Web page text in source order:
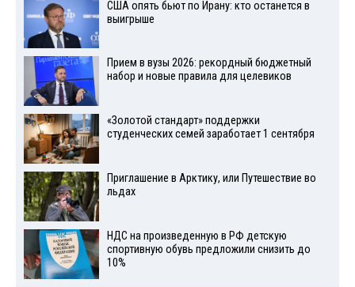
США опять бьют по Ирану: кто останется в
выигрыше
Прием в вузы 2026: рекордный бюджетный
набор и новые правила для целевиков
«Золотой стандарт» поддержки
студенческих семей заработает 1 сентября
Приглашение в Арктику, или Путешествие во
льдах
НДС на произведенную в РФ детскую
спортивную обувь предложили снизить до
10%